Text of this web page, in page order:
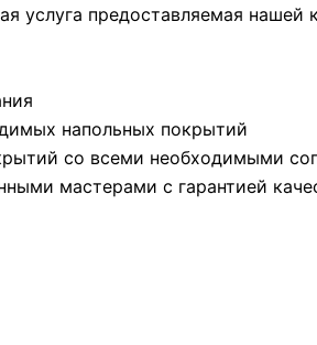
услуга предоставляемая нашей
напольных покрытий
со всеми необходимыми
мастерами с гарантией